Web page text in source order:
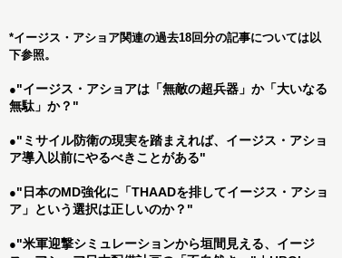
*イージス・アショア関連の過去18回分の記事については以
下参照。
●"イージス・アショアは「無敵の超兵器」か「大いなる
無駄」か？"
●"ミサイル防衛の現実を踏まえれば、イージス・アショ
ア導入以前にやるべきことがある"
●"日本のMD強化に「THAADを排してイージス・アショ
ア」という選択は正しいのか？"
●"米軍迎撃シミュレーションから垣間見える、イージ